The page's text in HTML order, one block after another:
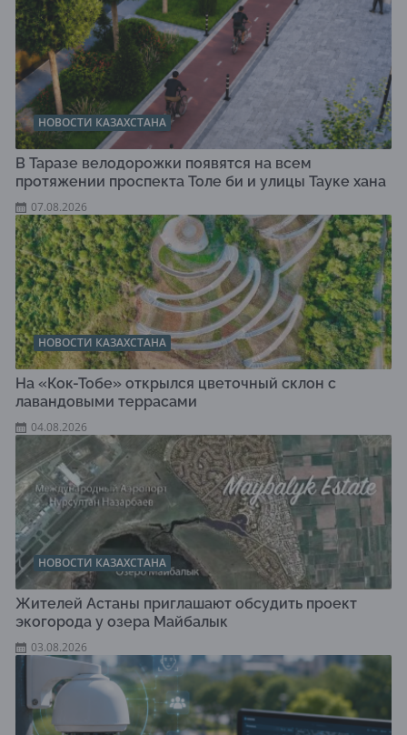
НОВОСТИ КАЗАХСТАНА
В Таразе велодорожки появятся на всем
протяжении проспекта Толе би и улицы Тауке хана
07.08.2026
НОВОСТИ КАЗАХСТАНА
На «Кок-Тобе» открылся цветочный склон с
лавандовыми террасами
04.08.2026
НОВОСТИ КАЗАХСТАНА
Жителей Астаны приглашают обсудить проект
экогорода у озера Майбалык
03.08.2026